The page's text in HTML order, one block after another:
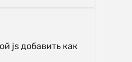
js добавить как